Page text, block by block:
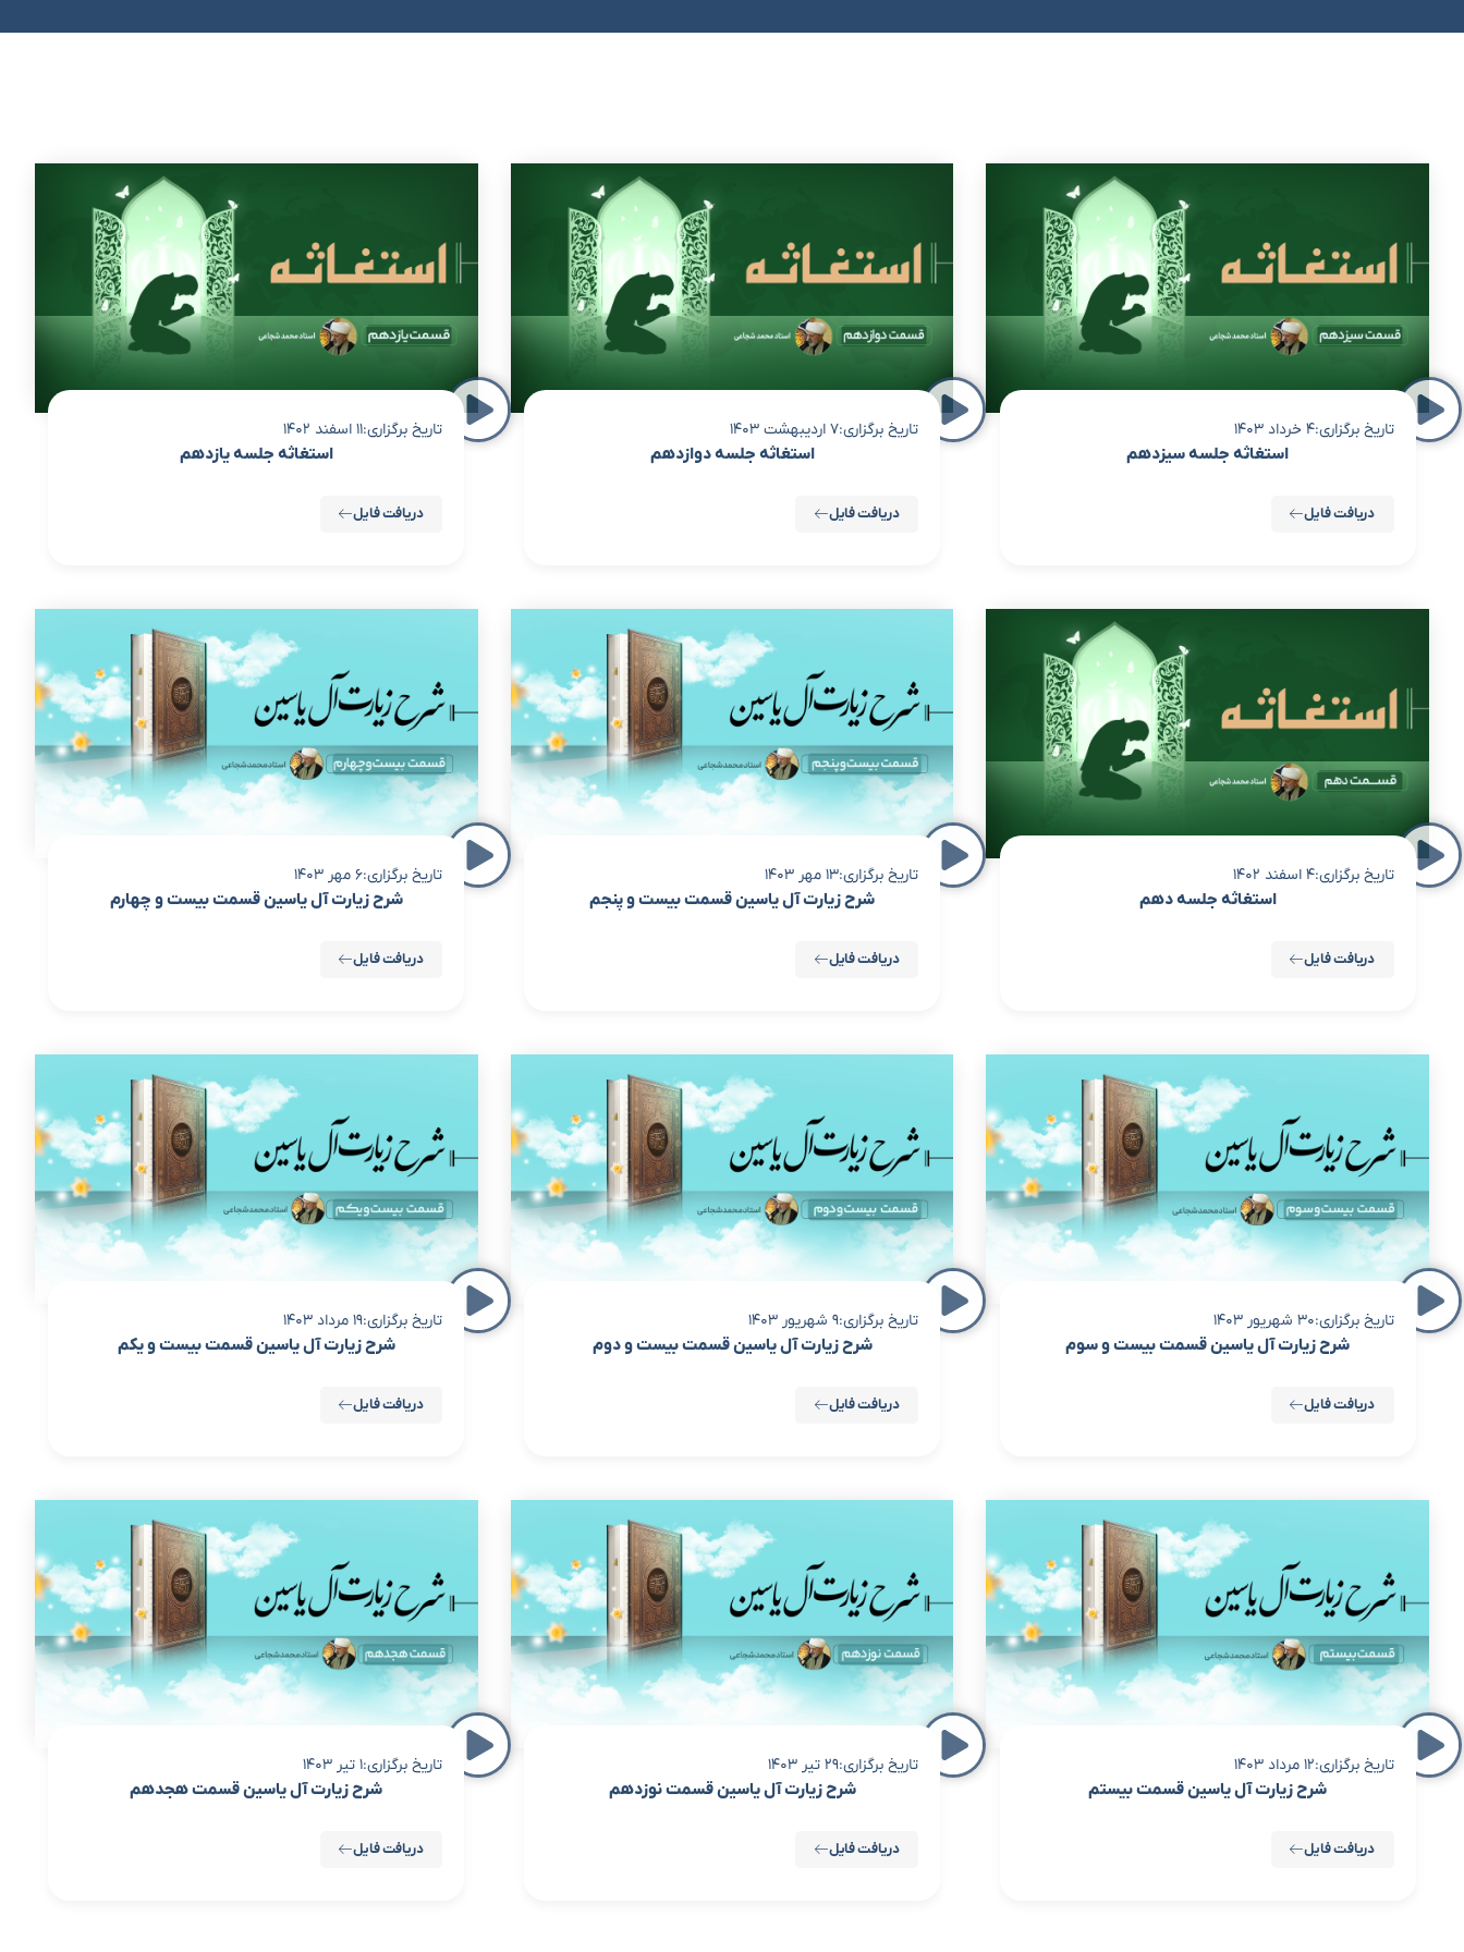
تاریخ برگزاری:4 خرداد 1403
استغاثه جلسه سیزدهم
دریافت فایل
تاریخ برگزاری:7 اردیبهشت 1403
استغاثه جلسه دوازدهم
دریافت فایل
تاریخ برگزاری:11 اسفند 1402
استغاثه جلسه یازدهم
دریافت فایل
تاریخ برگزاری:4 اسفند 1402
استغاثه جلسه دهم
دریافت فایل
تاریخ برگزاری:13 مهر 1403
شرح زیارت آل یاسین قسمت بیست و پنجم
دریافت فایل
تاریخ برگزاری:6 مهر 1403
شرح زیارت آل یاسین قسمت بیست و چهارم
دریافت فایل
تاریخ برگزاری:30 شهریور 1403
شرح زیارت آل یاسین قسمت بیست و سوم
دریافت فایل
تاریخ برگزاری:9 شهریور 1403
شرح زیارت آل یاسین قسمت بیست و دوم
دریافت فایل
تاریخ برگزاری:19 مرداد 1403
شرح زیارت آل یاسین قسمت بیست و یکم
دریافت فایل
تاریخ برگزاری:12 مرداد 1403
شرح زیارت آل یاسین قسمت بیستم
دریافت فایل
تاریخ برگزاری:29 تیر 1403
شرح زیارت آل یاسین قسمت نوزدهم
دریافت فایل
تاریخ برگزاری:1 تیر 1403
شرح زیارت آل یاسین قسمت هجدهم
دریافت فایل